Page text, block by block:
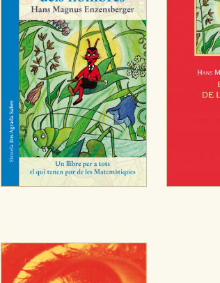
Estas cookies son gestionadas por
otros sitios. No almacenan
dispositivo de internet.
GUARDAR CONFIGURACIÓN
Puede consultar nuestrapolítica de